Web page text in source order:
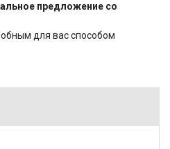
предложение со
для вас способом